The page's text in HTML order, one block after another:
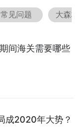
常见问题 大森林
间海关需要哪些
成2020年大势？